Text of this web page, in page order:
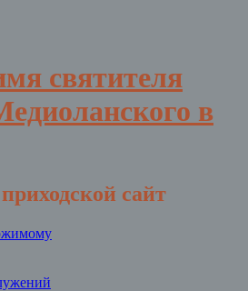
святителя
в
сайт